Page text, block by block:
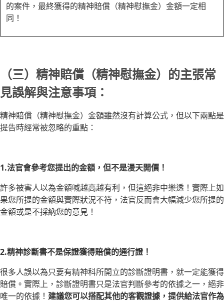
的案件，最終獲得的精神賠償（精神慰撫金）金額一定相
同！
（三）精神賠償（精神慰撫金）的主張常
見誤解與注意事項：
精神賠償（精神慰撫金）金額雖然沒有計算公式，但以下兩點是
提告時經常被忽略的重點：
1.法官會參考您提出的金額，但不是漫天開價！
許多被害人以為金額喊越高越有利，但這絕非中樂透！實際上如
果您所提的金額與實際狀況不符，法官反而會大幅減少您所提的
金額或是不採納您的意見！
2.精神診斷書不是保證獲得賠償的通行證！
很多人誤以為只要有精神科所開立的診斷證明書，就一定能獲得
賠償。實際上，診斷證明書只是法官判斷參考的依據之一，絕非
唯一的依據！ 建議您可以搭配其他的客觀證據，提供給法官作為